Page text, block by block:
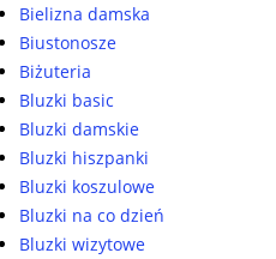
Bielizna damska
Biustonosze
Biżuteria
Bluzki basic
Bluzki damskie
Bluzki hiszpanki
Bluzki koszulowe
Bluzki na co dzień
Bluzki wizytowe